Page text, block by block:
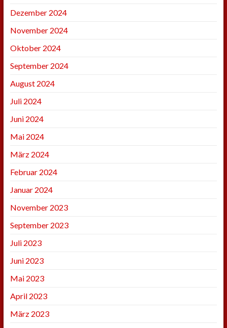
Dezember 2024
November 2024
Oktober 2024
September 2024
August 2024
Juli 2024
Juni 2024
Mai 2024
März 2024
Februar 2024
Januar 2024
November 2023
September 2023
Juli 2023
Juni 2023
Mai 2023
April 2023
März 2023